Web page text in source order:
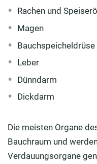
Rachen und
Magen
Bauchspeicheldrüse
Leber
Dünndarm
Dickdarm
Die meisten Organe
Bauchraum und
Verdauungsorgane